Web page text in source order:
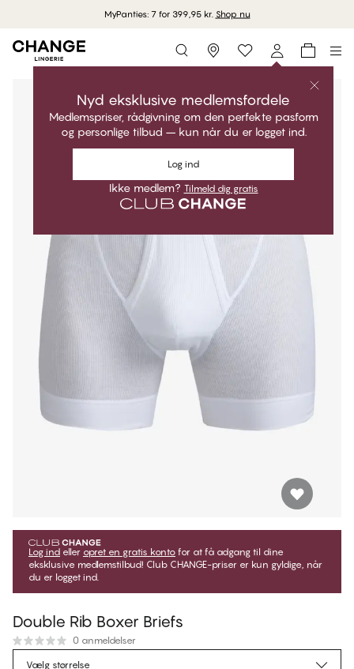
MyPanties: 7 for 399,95 kr. Shop nu
Storefinder
Nyd eksklusive medlemsfordele
Medlemspriser, rådgivning om den perfekte pasform
og personlige tilbud – kun når du er logget ind.
Log ind
Ikke medlem? Tilmeld dig gratis
Log ind eller opret en gratis konto for at få adgang til dine
eksklusive medlemstilbud! Club CHANGE-priser er kun gyldige, når
du er logget ind.
Double Rib Boxer Briefs
0 anmeldelser
Vælg størrelse